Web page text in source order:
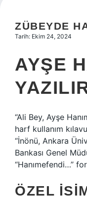
Hakkımızda
ZÜBEYDE
Tarih: Ekim 24, 2024
AYŞE
“Ali Bey, Ayşe
harf kullanım
“İnönü, Ankara
Bankası Genel
“Hanımefendi…”
ÖZEL